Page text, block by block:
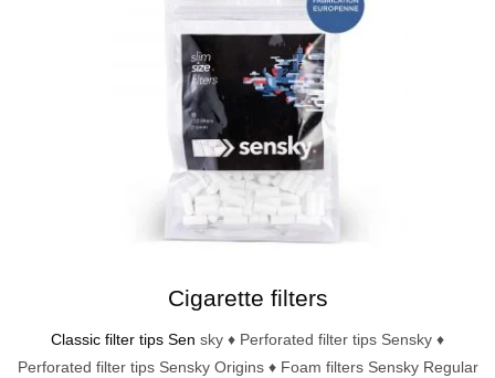
Cigarette filters
Classic filter tips Sen sky ♦ Perforated filter tips Sensky ♦
Perforated filter tips Sensky Origins ♦ Foam filters Sensky Regular